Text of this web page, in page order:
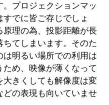
プロジェクションマッ
でに皆ご存じでしょ
原理の為、投影距離が長
ちてしまいます。そのた
明るい場所での利用は
め、映像が薄くなって
大きくしても解像度は変
の表現も向いていませ